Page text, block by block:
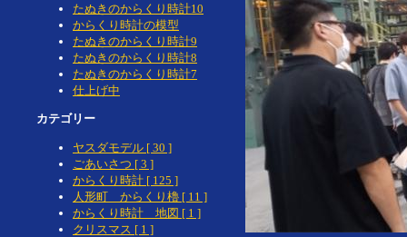
たぬきのからくり時計10
からくり時計の模型
たぬきのからくり時計9
たぬきのからくり時計8
たぬきのからくり時計7
仕上げ中
カテゴリー
ヤスダモデル [ 30 ]
ごあいさつ [ 3 ]
からくり時計 [ 125 ]
人形町 からくり櫓 [ 11 ]
からくり時計 地図 [ 1 ]
クリスマス [ 1 ]